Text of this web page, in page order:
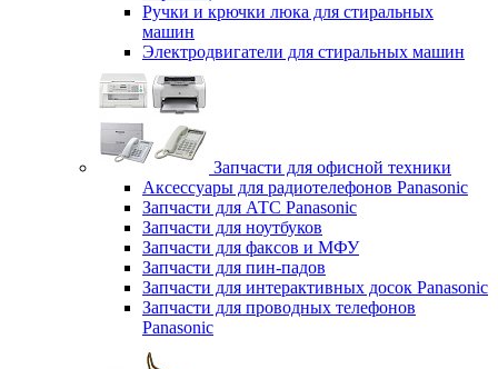
Ручки и крючки люка для стиральных
машин
Электродвигатели для стиральных машин
Запчасти для офисной техники
Аксессуары для радиотелефонов Panasonic
Запчасти для АТС Panasonic
Запчасти для ноутбуков
Запчасти для факсов и МФУ
Запчасти для пин-падов
Запчасти для интерактивных досок Panasonic
Запчасти для проводных телефонов
Panasonic